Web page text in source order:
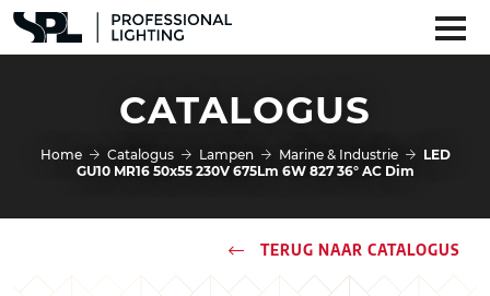
CATALOGUS
Home Catalogus Lampen Marine & Industrie
LED
GU10 MR16 50x55 230V 675Lm 6W 827 36° AC Dim
TERUG NAAR CATALOGUS